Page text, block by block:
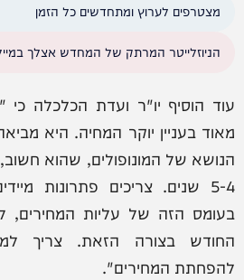
מצטרפים לערוץ ומתחדשים כל הזמן
הניוזלייטר המרתק של המחדש אצלך
עוד הוסיף יו"ר ועדת הכלכלה
מאוד בעניין יוקר המחיה. היא
הנושא של המונופולים, שהוא
5-4 שנים. צריכים פתרונות
בעומס הזה של עליות המחירים,
החודש בצורה הזאת. צריך
להפחתת המחירים".